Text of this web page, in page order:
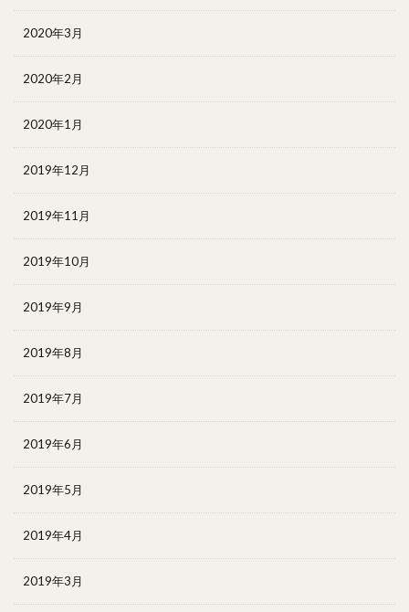
2020年3月
2020年2月
2020年1月
2019年12月
2019年11月
2019年10月
2019年9月
2019年8月
2019年7月
2019年6月
2019年5月
2019年4月
2019年3月